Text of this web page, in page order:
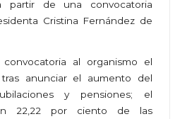
partir de una convocatoria
Cristina Fernández de
al organismo el
tras anunciar el aumento del
y pensiones; el
22,22 por ciento de las